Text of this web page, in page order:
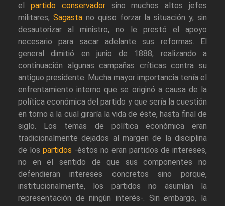
el partido conservadorsino muchos altos jefes
militares, Sagastano quiso forzar la situación y, sin
desautorizar al ministro, no le prestó el apoyo
necesario para sacar adelante sus reformas. El
general dimitió en junio de 1888, realizando a
continuación algunas campañas críticas contra su
antiguo presidente. Mucha mayor importancia tenía el
enfrentamiento interno que se originó a causa de la
política económica del partido y que sería la cuestión
en torno a la cual giraría la vida de éste, hasta final de
siglo. Los temas de política económica eran
tradicionalmente dejados al margen de la disciplina
de los partidos -éstos no eran partidos de intereses,
no en el sentido de que sus componentes no
defendieran intereses concretos sino porque,
institucionalmente, los partidos no asumían la
representación de ningún interés-. Sin embargo, la